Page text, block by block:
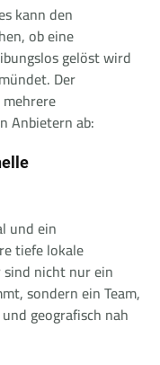
kann den
ob eine
gelöst wird
Der
Anbietern ab:
und ein
tiefe lokale
nicht nur ein
sondern ein Team,
geografisch nah